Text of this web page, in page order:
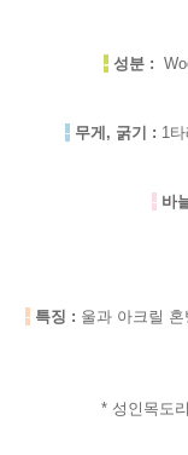
- 성분 :
- 무게, 굵기 : 1
- 바
- 특징 : 울과 아크릴
* 성인목도